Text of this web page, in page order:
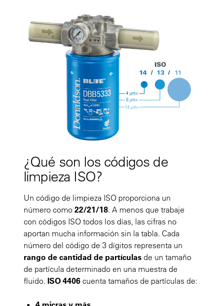
¿Qué son los códigos de
limpieza ISO?
Un código de limpieza ISO proporciona un
número como 22/21/18. A menos que trabaje
con códigos ISO todos los días, las cifras no
aportan mucha información sin la tabla. Cada
número del código de 3 dígitos representa un
rango de cantidad de partículas de un tamaño
de partícula determinado en una muestra de
fluido. ISO 4406 cuenta tamaños de partículas de: